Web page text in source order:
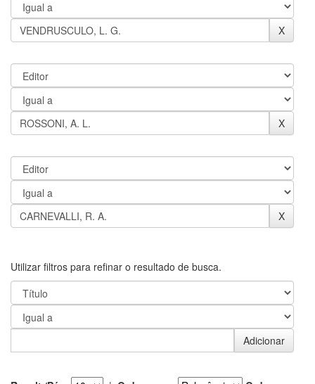
Utilizar filtros para refinar o resultado de busca.